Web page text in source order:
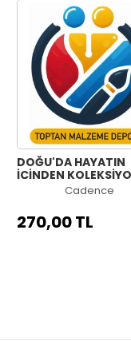
DOĞU'DA HAYATIN
İÇİNDEN
OE-01 90X125CM
Cadence
270,00 TL